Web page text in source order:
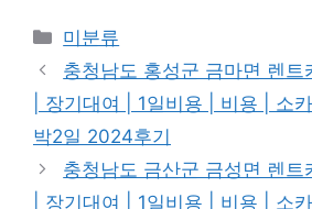
Categories
미분류
충청남도 홍성군 금마면 렌
| 장기대여 | 1일비용 | 비용 | 소
박2일 2024후기
충청남도 금산군 금성면 렌
| 장기대여 | 1일비용 | 비용 | 소